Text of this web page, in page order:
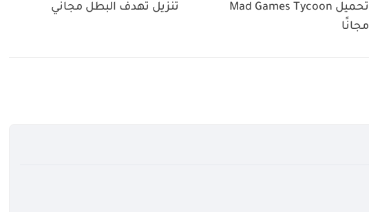
تحميل Mad Games Tycoon
مجانًا
تنزيل تهدف البطل مجاني